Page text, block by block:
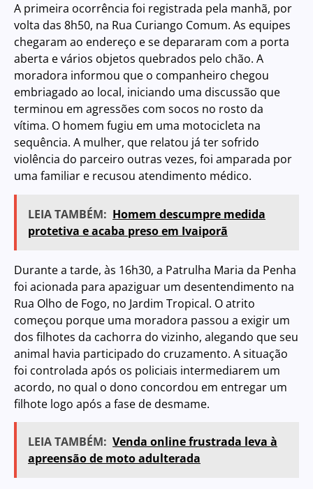
A primeira ocorrência foi registrada pela manhã, por
volta das 8h50, na Rua Curiango Comum. As equipes
chegaram ao endereço e se depararam com a porta
aberta e vários objetos quebrados pelo chão. A
moradora informou que o companheiro chegou
embriagado ao local, iniciando uma discussão que
terminou em agressões com socos no rosto da
vítima. O homem fugiu em uma motocicleta na
sequência. A mulher, que relatou já ter sofrido
violência do parceiro outras vezes, foi amparada por
uma familiar e recusou atendimento médico.
LEIA TAMBÉM: Homem descumpre medida
protetiva e acaba preso em Ivaiporã
Durante a tarde, às 16h30, a Patrulha Maria da Penha
foi acionada para apaziguar um desentendimento na
Rua Olho de Fogo, no Jardim Tropical. O atrito
começou porque uma moradora passou a exigir um
dos filhotes da cachorra do vizinho, alegando que seu
animal havia participado do cruzamento. A situação
foi controlada após os policiais intermediarem um
acordo, no qual o dono concordou em entregar um
filhote logo após a fase de desmame.
LEIA TAMBÉM: Venda online frustrada leva à
apreensão de moto adulterada